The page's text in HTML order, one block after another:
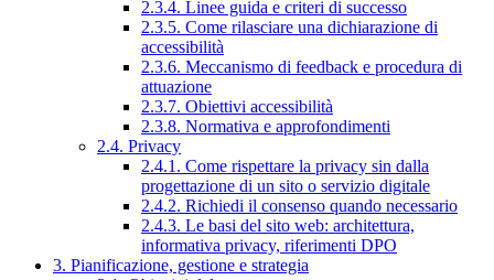
2.3.4. Linee guida e criteri di successo
2.3.5. Come rilasciare una dichiarazione di
accessibilità
2.3.6. Meccanismo di feedback e procedura di
attuazione
2.3.7. Obiettivi accessibilità
2.3.8. Normativa e approfondimenti
2.4. Privacy
2.4.1. Come rispettare la privacy sin dalla
progettazione di un sito o servizio digitale
2.4.2. Richiedi il consenso quando necessario
2.4.3. Le basi del sito web: architettura,
informativa privacy, riferimenti DPO
3. Pianificazione, gestione e strategia